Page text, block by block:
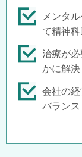
メンタ
て精神
治療が
かに解決
会社の
バラン